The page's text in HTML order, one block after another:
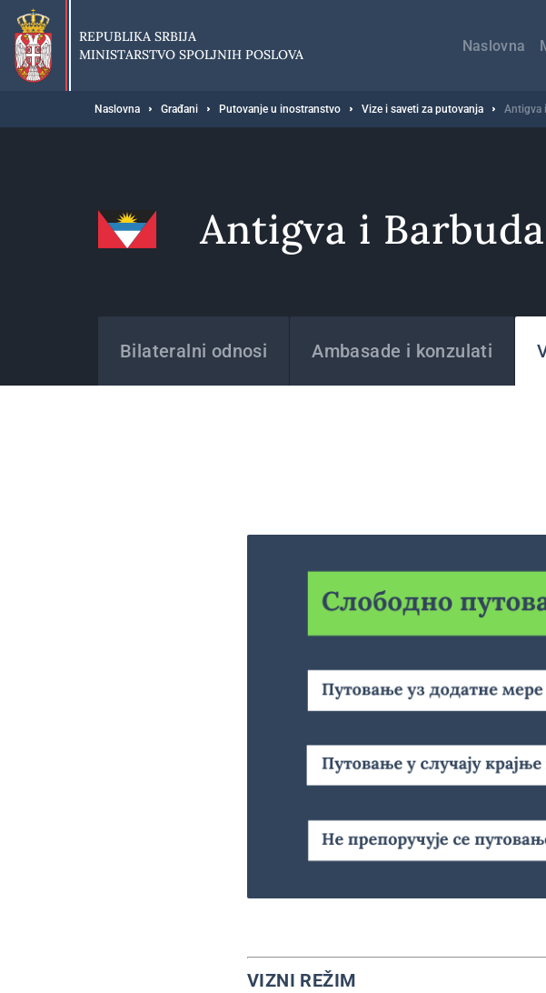
Preskoči
glavni
deo
sadržaja
REPUBLIKA SRBIJA
MINISTARSTVO SPOLJNIH POSLOVA
Naslovna
Breadcrumb
Naslovna Građani Putovanje u inostranstvo Vize i saveti za putovanja Antigva
Antigva i Barbuda
Bilateralni odnosi Ambasade i konzulati
VIZNI REŽIM